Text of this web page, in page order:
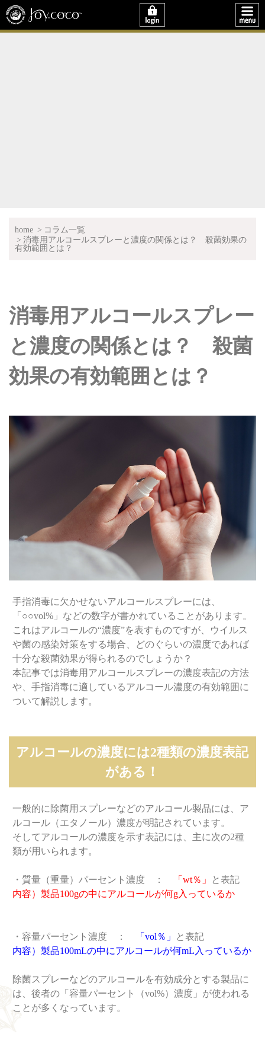
home
コラム一覧
消毒用アルコールスプレーと濃度の関係とは？ 殺菌効果の
有効範囲とは？
消毒用アルコールスプレー
と濃度の関係とは？ 殺菌
効果の有効範囲とは？
手指消毒に欠かせないアルコールスプレーには、
「○○vol%」などの数字が書かれていることがあります。
これはアルコールの“濃度”を表すものですが、ウイルス
や菌の感染対策をする場合、どのぐらいの濃度であれば
十分な殺菌効果が得られるのでしょうか？
本記事では消毒用アルコールスプレーの濃度表記の方法
や、手指消毒に適しているアルコール濃度の有効範囲に
ついて解説します。
アルコールの濃度には2種類の濃度表記
がある！
一般的に除菌用スプレーなどのアルコール製品には、ア
ルコール（エタノール）濃度が明記されています。
そしてアルコールの濃度を示す表記には、主に次の2種
類が用いられます。
・質量（重量）パーセント濃度 ： 「wt％」
と表記
内容）製品100gの中にアルコールが何g入っているか
・容量パーセント濃度 ： 「vol％」
と表記
内容）製品100mLの中にアルコールが何mL入っているか
除菌スプレーなどのアルコールを有効成分とする製品に
は、後者の「容量パーセント（vol%）濃度」が使われる
ことが多くなっています。